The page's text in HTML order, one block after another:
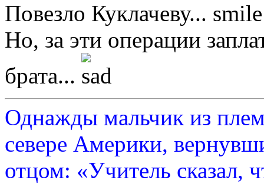
Повезло Куклачеву...
Но, за эти операции
брата...
Однажды мальчик из
севере Америки,
отцом: «Учитель сказал,